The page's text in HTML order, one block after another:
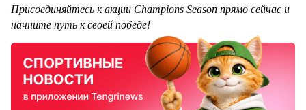
Присоединяйтесь к акции Champions Season прямо сейчас и
начните путь к своей победе!